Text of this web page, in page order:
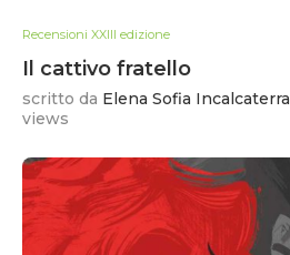
Recensioni XXIII edizione
Il cattivo fratello
scritto da Elena Sofia Incalcaterra
views